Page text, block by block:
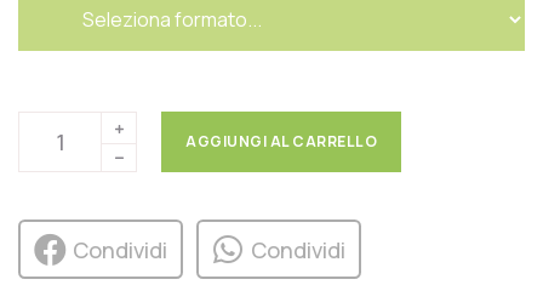
AGGIUNGI AL CARRELLO
Condividi Condividi